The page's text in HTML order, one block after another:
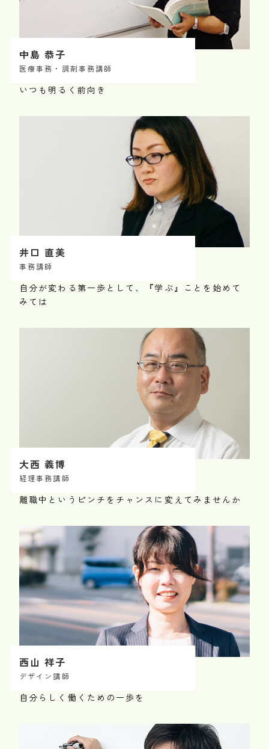
中島 恭子
医療事務・調剤事務講師
いつも明るく前向き
井口 直美
事務講師
自分が変わる第一歩として、『学ぶ』ことを始めて
みては
大西 義博
経理事務講師
離職中というピンチをチャンスに変えてみませんか
西山 祥子
デザイン講師
自分らしく働くための一歩を